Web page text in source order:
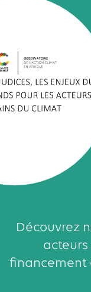
Découvrez
financement